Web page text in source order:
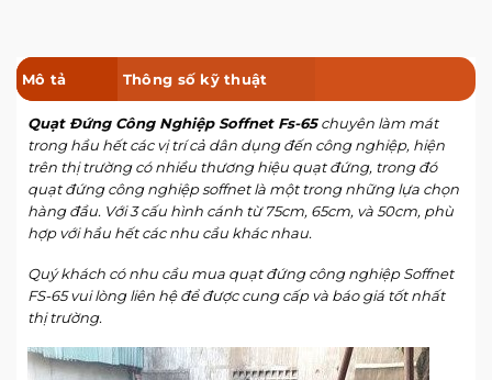
Mô tả Thông số kỹ thuật
Quạt Đứng Công Nghiệp Soffnet Fs-65chuyên làm mát
trong hầu hết các vị trí cả dân dụng đến công nghiệp, hiện
trên thị trường có nhiều thương hiệu quạt đứng, trong đó
quạt đứng công nghiệp soffnet là một trong những lựa chọn
hàng đầu. Với 3 cấu hình cánh từ 75cm, 65cm, và 50cm, phù
hợp với hầu hết các nhu cầu khác nhau.
Quý khách có nhu cầu mua quạt đứng công nghiệp Soffnet
FS-65 vui lòng liên hệ để được cung cấp và báo giá tốt nhất
thị trường.